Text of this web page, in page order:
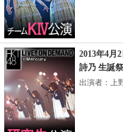
2013年4月
詩乃 生誕祭
出演者：上